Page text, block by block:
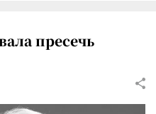
пресечь